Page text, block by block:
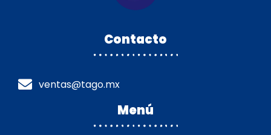
Contacto
ventas@tago.mx
Menú